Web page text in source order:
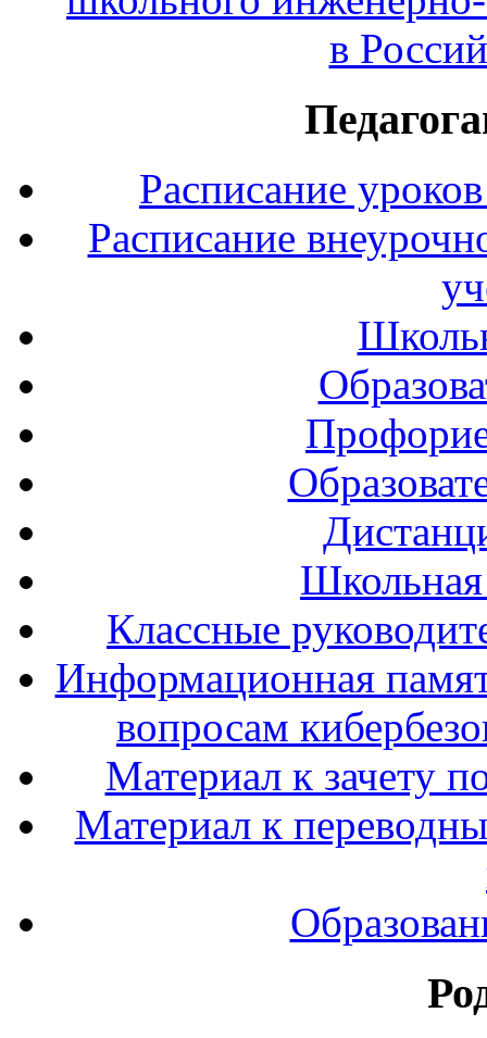
в
Расписание
Расписание
Классные
Информационная
вопросам
Материал к зачету
Материал к